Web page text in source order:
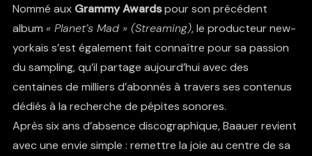
Nommé aux Grammy Awardspour son précédent
album « Planet’s Mad » (Streaming), le producteur new-
yorkais s’est également fait connaître pour sa passion
du sampling, qu’il partage aujourd’hui avec des
centaines de milliers d’abonnés à travers ses contenus
dédiés à la recherche de pépites sonores.
Après six ans d’absence discographique,Baauerrevient
avec une envie simple : remettre la joie au centre de sa